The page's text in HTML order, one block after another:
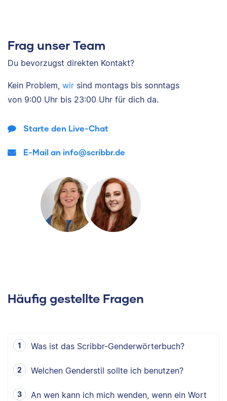
Frag unser Team
Du bevorzugst direkten Kontakt?
Kein Problem, wir sind montags bis sonntags
von 9:00 Uhr bis 23:00 Uhr für dich da.
Starte den Live-Chat
E-Mail an info@scribbr.de
Häufig gestellte Fragen
Was ist das Scribbr-Genderwörterbuch?
Welchen Genderstil sollte ich benutzen?
An wen kann ich mich wenden, wenn ein Wort